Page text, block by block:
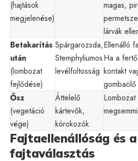
(hajtások
megjelenése)
magas,
lárvák
Betakarítás
után
(lombozat
fejlődése)
Spárgarozsda,
Stemphyliumos
levélfoltosság
Ellenálló
Ha a
kontakt
gombaölő
Ősz
(vegetáció
vége)
Áttelelő
kártevők,
kórokozók
Fajtaellenállóság és
fajtaválasztás